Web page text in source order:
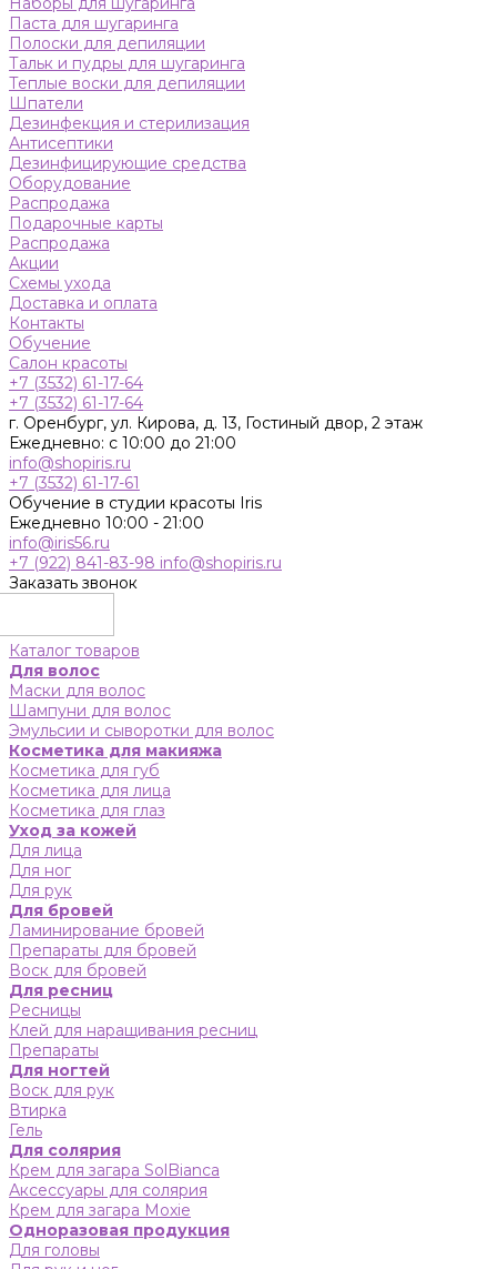
Паста для шугаринга
Полоски для депиляции
Тальк и пудры для шугаринга
Теплые воски для депиляции
Шпатели
Дезинфекция и стерилизация
Антисептики
Дезинфицирующие средства
Оборудование
Распродажа
Подарочные карты
Распродажа
Акции
Схемы ухода
Доставка и оплата
Контакты
Обучение
Салон красоты
+7 (3532) 61-17-64
+7 (3532) 61-17-64
г. Оренбург, ул. Кирова, д. 13, Гостиный двор, 2 этаж
Ежедневно: с 10:00 до 21:00
info@shopiris.ru
+7 (3532) 61-17-61
Обучение в студии красоты Iris
Ежедневно 10:00 - 21:00
info@iris56.ru
+7 (922) 841-83-98 info@shopiris.ru
Заказать звонок
Каталог товаров
Для волос
Маски для волос
Шампуни для волос
Эмульсии и сыворотки для волос
Косметика для макияжа
Косметика для губ
Косметика для лица
Косметика для глаз
Уход за кожей
Для лица
Для ног
Для рук
Для бровей
Ламинирование бровей
Препараты для бровей
Воск для бровей
Для ресниц
Ресницы
Клей для наращивания ресниц
Препараты
Для ногтей
Воск для рук
Втирка
Гель
Для солярия
Крем для загара SolBianca
Аксессуары для солярия
Крем для загара Moxie
Одноразовая продукция
Для головы